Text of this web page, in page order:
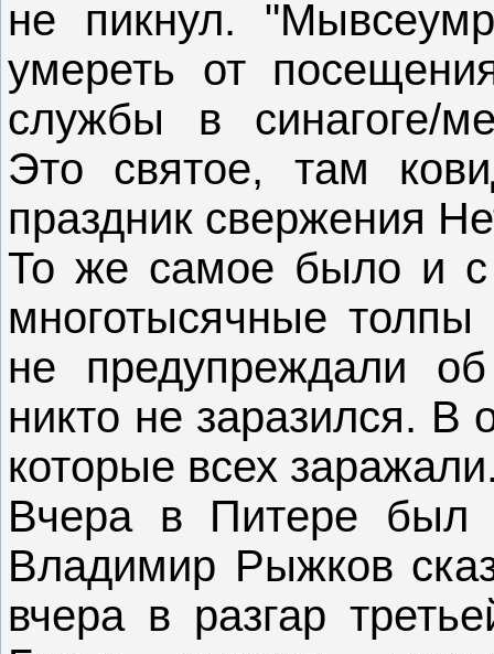
не пикнул.
умереть от
службы в синагоге/
Это святое, там
праздник свержения
То же самое было и
многотысячные толпы
не предупреждали
никто не заразился. В
которые всех
Вчера в Питере был
Владимир Рыжков
вчера в разгар